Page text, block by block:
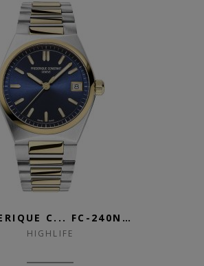
FREDERIQUE C... FC-240N2NH3B
HIGHLIFE